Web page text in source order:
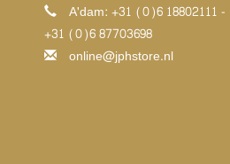
A'dam: +31 (0)6 18802111 -
+31 (0)6 87703698
online@jphstore.nl